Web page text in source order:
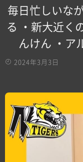
毎日忙しいな
る ・新大近く
んけん ・ア
2024年3月3日